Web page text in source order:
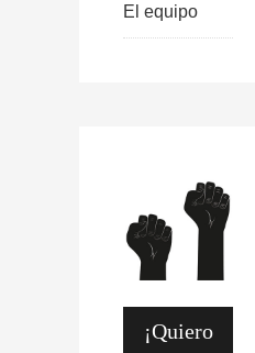
El equipo
¡Quiero